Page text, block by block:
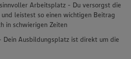
Arbeitsplatz - Du versorgst die
leistest so einen wichtigen Beitrag
in schwierigen Zeiten
Dein Ausbildungsplatz ist direkt um die